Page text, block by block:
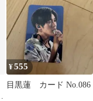
¥555
目黒蓮 カード No.086